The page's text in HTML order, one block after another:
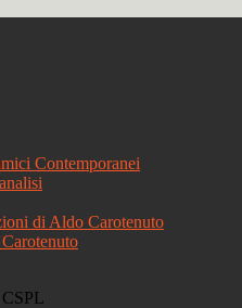
Contemporanei
di Aldo Carotenuto